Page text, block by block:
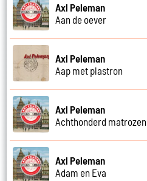
Axl Peleman
Aan de oever
Axl Peleman
Aap met plastron
Axl Peleman
Achthonderd matrozen
Axl Peleman
Adam en Eva